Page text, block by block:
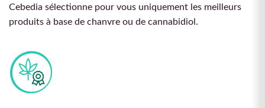
Cebedia sélectionne pour vous uniquement les meilleurs
produits à base de chanvre ou de cannabidiol.